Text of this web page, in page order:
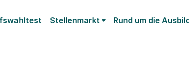
Stellenmarkt Rund um die